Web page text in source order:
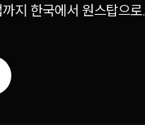
지 한국에서 원스탑으로.